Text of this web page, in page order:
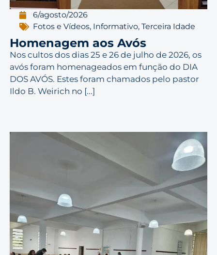
6/agosto/2026
Fotos e Vídeos, Informativo,Terceira Idade
Homenagem aos Avós
Nos cultos dos dias 25 e 26 de julho de 2026, os
avós foram homenageados em função do DIA
DOS AVÓS. Estes foram chamados pelo pastor
Ildo B. Weirich no [...]